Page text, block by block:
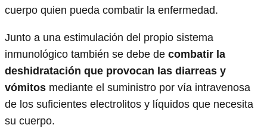
cuerpo quien pueda combatir la enfermedad.
Junto a una estimulación del propio sistema
inmunológico también se debe de combatir la
deshidratación que provocan las diarreas y
vómitos mediante el suministro por vía intravenosa
de los suficientes electrolitos y líquidos que necesita
su cuerpo.